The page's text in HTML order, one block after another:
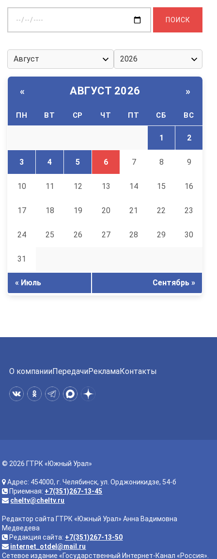
дату:
« АВГУСТ 2026 »
ПН ВТ СР ЧТ ПТ СБ ВС
1 2
3 4 5 6 7 8 9
10 11 12 13 14 15 16
17 18 19 20 21 22 23
24 25 26 27 28 29 30
31
« Июль Сентябрь »
О компанииПередачиРекламаКонтакты
© 2026 ГТРК «Южный Урал»
Адрес: 454000, г. Челябинск, ул. Орджоникидзе, 54-б
Приемная: +7(351)267-13-45
cheltv@cheltv.ru
Редактор сайта ГТРК «Южный Урал» Анна Вадимовна
Медведева
Редакция сайта: +7(351)267-13-50
internet_otdel@mail.ru
Сетевое издание «Государственный Интернет-Канал «Россия».